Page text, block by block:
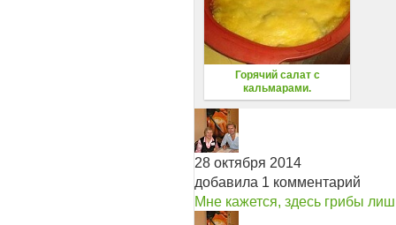
Горячий салат с
кальмарами.
28 октября 2014
добавила 1 комментарий
Мне кажется, здесь грибы